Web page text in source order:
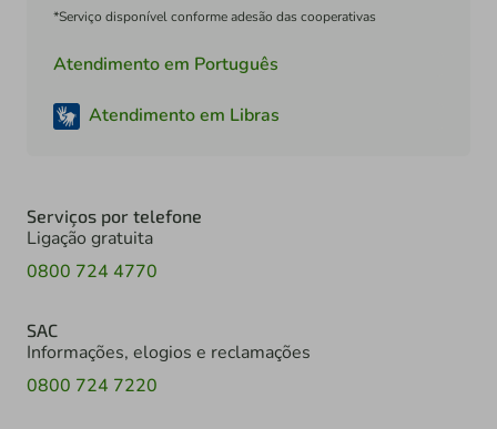
*Serviço disponível conforme adesão das cooperativas
Atendimento em Português
Atendimento em Libras
Serviços por telefone
Ligação gratuita
0800 724 4770
SAC
Informações, elogios e reclamações
0800 724 7220